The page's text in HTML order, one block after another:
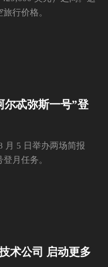
行价格。
尔忒弥斯一号”登
月 5 日举办两场简报
月任务。
术公司 启动更多